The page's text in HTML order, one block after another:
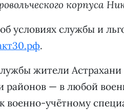
корпуса
условиях службы и
.
жители Астрахани
районов — в любой
военно-учётному